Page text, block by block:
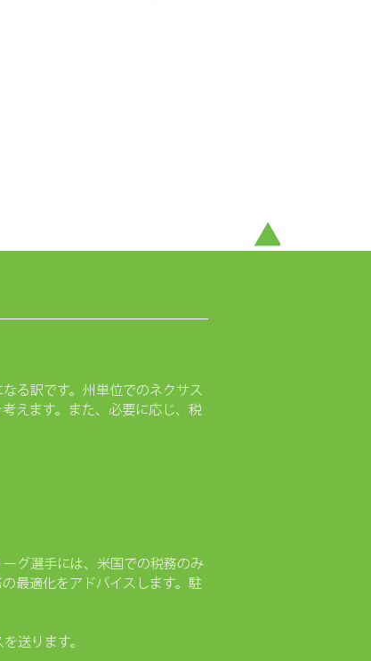
る訳です。州単位でのネクサス
えます。また、必要に応じ、税
グ選手には、米国での税務のみ
最適化をアドバイスします。駐
送ります。